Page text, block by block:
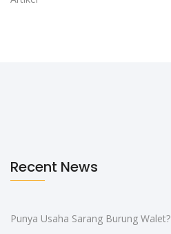
Recent News
Punya Usaha Sarang Burung Walet?